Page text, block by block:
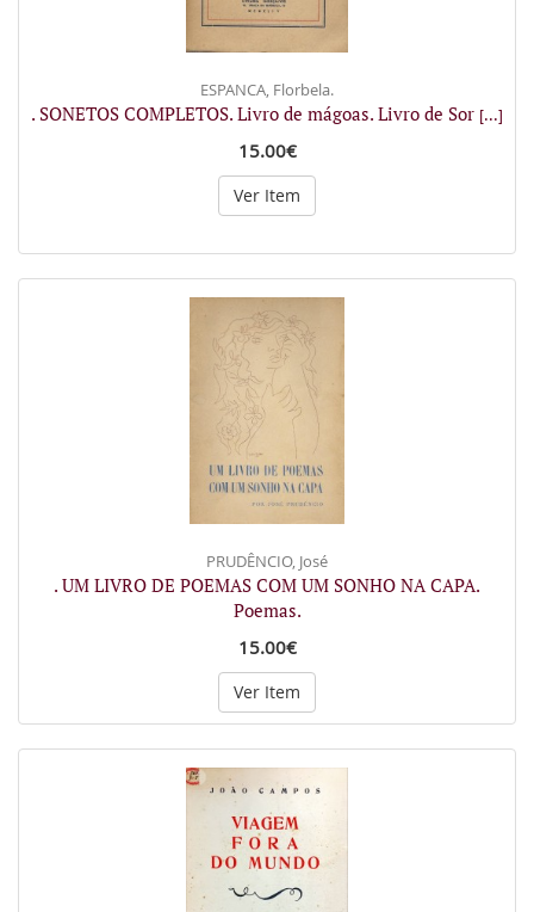
ESPANCA, Florbela.
. SONETOS COMPLETOS. Livro de mágoas. Livro de Sor [...]
15.00€
Ver Item
PRUDÊNCIO, José
. UM LIVRO DE POEMAS COM UM SONHO NA CAPA.
Poemas.
15.00€
Ver Item